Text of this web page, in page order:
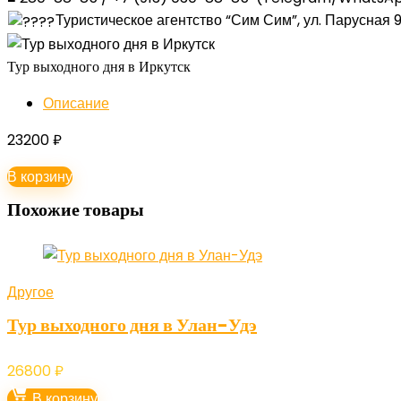
Туристическое агентство “Сим Сим”, ул. Парусная
Тур выходного дня в Иркутск
Описание
23200₽
В корзину
Похожие товары
Другое
Тур выходного дня в Улан-Удэ
26800₽